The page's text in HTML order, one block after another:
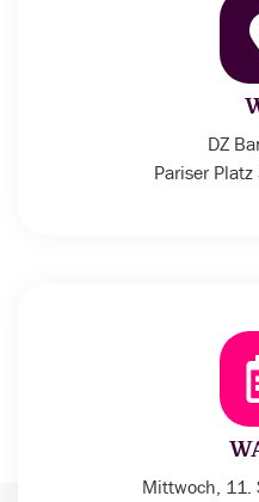
DZ
Pariser
Mittwoch, 11.